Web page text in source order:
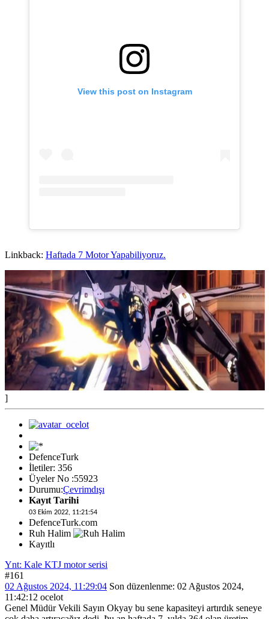
View this post on Instagram
Linkback: Haftada 7 Motor Yapabiliyoruz.
]
DefenceTurk
İletiler: 356
Üyeler No :55923
Durumu:Çevrimdışı
Kayıt Tarihi
03 Ekim 2022, 11:21:54
DefenceTurk.com
Ruh Halim
Kayıtlı
Ynt: Kale KTJ motor serisi
#161
02 Ağustos 2024, 11:29:04 Son düzenlenme: 02 Ağustos 2024,
11:42:12 ocelot
Genel Müdür Vekili Sayın Okyay bu sene kapasiteyi artırdık seneye